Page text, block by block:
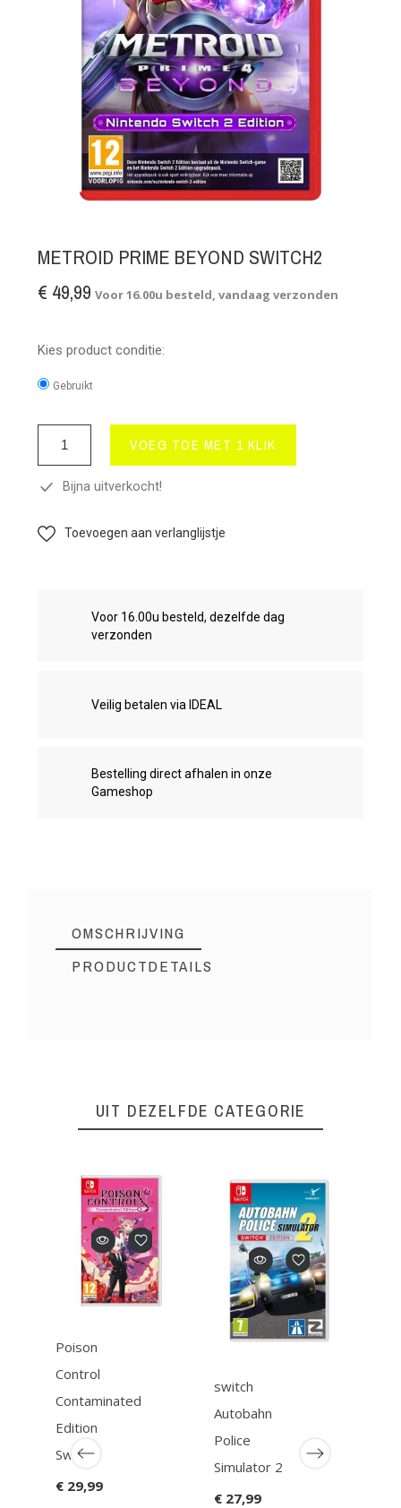
METROID PRIME BEYOND SWITCH2
€ 49,99 Voor 16.00u besteld, vandaag verzonden
Kies product conditie:
Gebruikt
VOEG TOE MET 1 KLIK
Bijna uitverkocht!
Toevoegen aan verlanglijstje
Voor 16.00u besteld, dezelfde dag
verzonden
Veilig betalen via IDEAL
Bestelling direct afhalen in onze
Gameshop
OMSCHRIJVING
PRODUCTDETAILS
PEGI Leeftijd
Genre Simgame
Ean13
UIT DEZELFDE CATEGORIE
Poison
Control
Contaminated
Edition
Switch
€ 29,99
switch
Autobahn
Police
Simulator 2
€ 27,99